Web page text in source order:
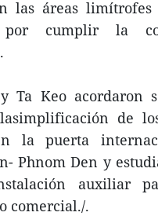
las áreas
por cumplir la
Ta Keo acordaron
de
la puerta
Phnom Den y
auxiliar
comercial./.